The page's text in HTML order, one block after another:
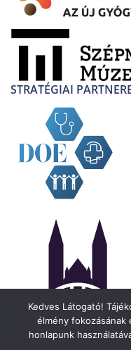
STRATÉGIAI
Kedves Látogató!
élmény fokozásának
honlapunk